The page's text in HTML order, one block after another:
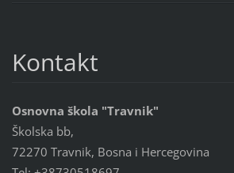
Kontakt
Osnovna škola "Travnik"
Školska bb,
72270 Travnik, Bosna i Hercegovina